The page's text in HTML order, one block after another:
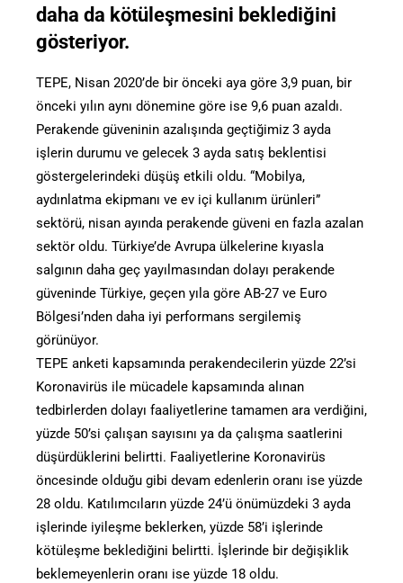
daha da kötüleşmesini beklediğini
gösteriyor.
TEPE, Nisan 2020’de bir önceki aya göre 3,9 puan, bir
önceki yılın aynı dönemine göre ise 9,6 puan azaldı.
Perakende güveninin azalışında geçtiğimiz 3 ayda
işlerin durumu ve gelecek 3 ayda satış beklentisi
göstergelerindeki düşüş etkili oldu. “Mobilya,
aydınlatma ekipmanı ve ev içi kullanım ürünleri”
sektörü, nisan ayında perakende güveni en fazla azalan
sektör oldu. Türkiye’de Avrupa ülkelerine kıyasla
salgının daha geç yayılmasından dolayı perakende
güveninde Türkiye, geçen yıla göre AB-27 ve Euro
Bölgesi’nden daha iyi performans sergilemiş
görünüyor.
TEPE anketi kapsamında perakendecilerin yüzde 22’si
Koronavirüs ile mücadele kapsamında alınan
tedbirlerden dolayı faaliyetlerine tamamen ara verdiğini,
yüzde 50’si çalışan sayısını ya da çalışma saatlerini
düşürdüklerini belirtti. Faaliyetlerine Koronavirüs
öncesinde olduğu gibi devam edenlerin oranı ise yüzde
28 oldu. Katılımcıların yüzde 24’ü önümüzdeki 3 ayda
işlerinde iyileşme beklerken, yüzde 58’i işlerinde
kötüleşme beklediğini belirtti. İşlerinde bir değişiklik
beklemeyenlerin oranı ise yüzde 18 oldu.